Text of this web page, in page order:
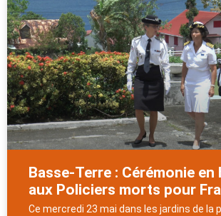
Basse-Terre : Cérémonie en
aux Policiers morts pour
Ce mercredi 23 mai dans les jardins de la